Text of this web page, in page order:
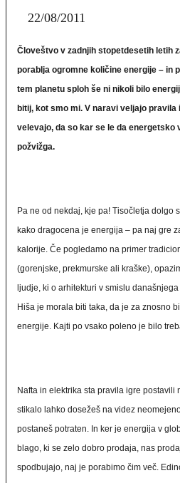
22/08/2011
Človeštvo v zadnjih stopetdesetih letih
porablja ogromne količine energije – in
tem planetu sploh še ni nikoli bilo
bitij, kot smo mi. V naravi veljajo
velevajo, da so kar se le da energetsko
požvižga.
Pa ne od nekdaj, kje pa! Tisočletja dolgo
kako dragocena je energija – pa naj gre
kalorije. Če pogledamo na primer
(gorenjske, prekmurske ali kraške),
ljudje, ki o arhitekturi v smislu
Hiša je morala biti taka, da je za znosno
energije. Kajti po vsako poleno je bilo
Nafta in elektrika sta pravila igre postavili
stikalo lahko dosežeš na videz
postaneš potraten. In ker je energija v
blago, ki se zelo dobro prodaja, nas
spodbujajo, naj je porabimo čim več.